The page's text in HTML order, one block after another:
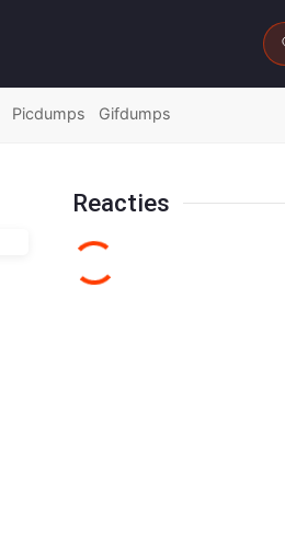
Picdumps Gifdumps
Reacties